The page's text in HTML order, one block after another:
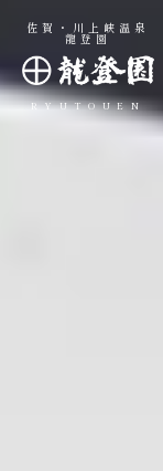
佐賀・川上峡温泉
龍登園
RYUTOUEN